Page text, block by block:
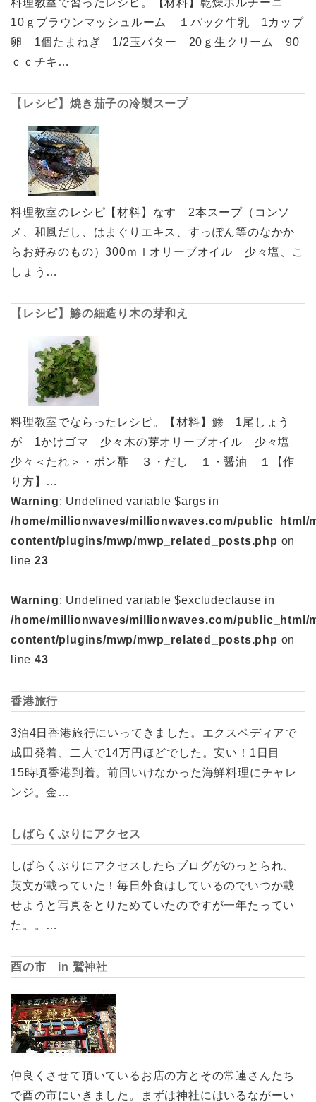
料理教室で習ったレシピ。【材料】乾燥ポルチーニ
10ｇブラウンマッシュルーム １パック牛乳 1カップ
卵 1個たまねぎ 1/2玉バター 20ｇ生クリーム 90
ｃｃチキ…
【レシピ】焼き茄子の冷製スープ
料理教室のレシピ【材料】なす 2本スープ（コンソ
メ、和風だし、はまぐりエキス、すっぽん等のなかか
らお好みのもの）300ｍｌオリーブオイル 少々塩、こ
しょう…
【レシピ】鯵の細造り木の芽和え
料理教室でならったレシピ。【材料】鯵 1尾しょう
が 1かけゴマ 少々木の芽オリーブオイル 少々塩
少々＜たれ＞・ポン酢 ３・だし １・醤油 １【作
り方】…
Warning: Undefined variable $args in
/home/millionwaves/millionwaves.com/public_html/
content/plugins/mwp/mwp_related_posts.php on
line 23
Warning: Undefined variable $excludeclause in
/home/millionwaves/millionwaves.com/public_html/
content/plugins/mwp/mwp_related_posts.php on
line 43
香港旅行
3泊4日香港旅行にいってきました。エクスペディアで
成田発着、二人で14万円ほどでした。安い！1日目
15時頃香港到着。前回いけなかった海鮮料理にチャレ
ンジ。金…
しばらくぶりにアクセス
しばらくぶりにアクセスしたらブログがのっとられ、
英文が載っていた！毎日外食はしているのでいつか載
せようと写真をとりためていたのですが一年たってい
た。。…
酉の市 in 鷲神社
仲良くさせて頂いているお店の方とその常連さんたち
で酉の市にいきました。まずは神社にはいるながーい